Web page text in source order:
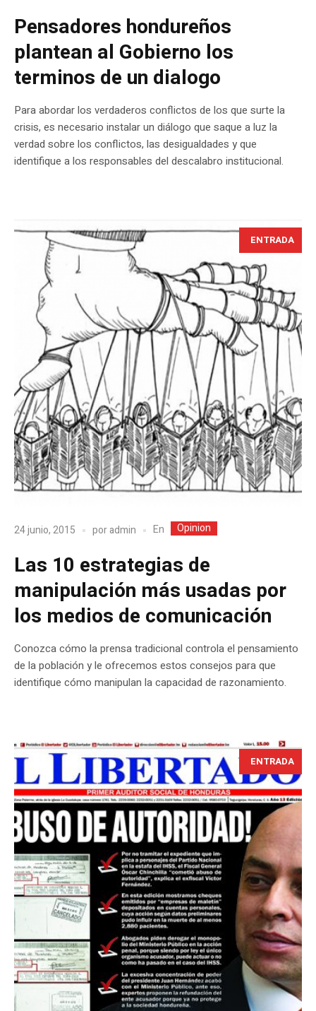
Pensadores hondureños
plantean al Gobierno los
terminos de un dialogo
Para abordar los verdaderos conflictos de los que surte la
crisis, es necesario instalar un diálogo que saque a luz la
verdad sobre los conflictos, las desigualdades y que
identifique a los responsables del descalabro institucional.
ENTRADA
24 junio, 2015 poradmin En Opinion
Las 10 estrategias de
manipulación más usadas por
los medios de comunicación
Conozca cómo la prensa tradicional controla el pensamiento
de la población y le ofrecemos estos consejos para que
identifique cómo manipulan la capacidad de razonamiento.
ENTRADA